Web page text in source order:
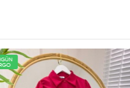
AYNIGÜN
KARGO